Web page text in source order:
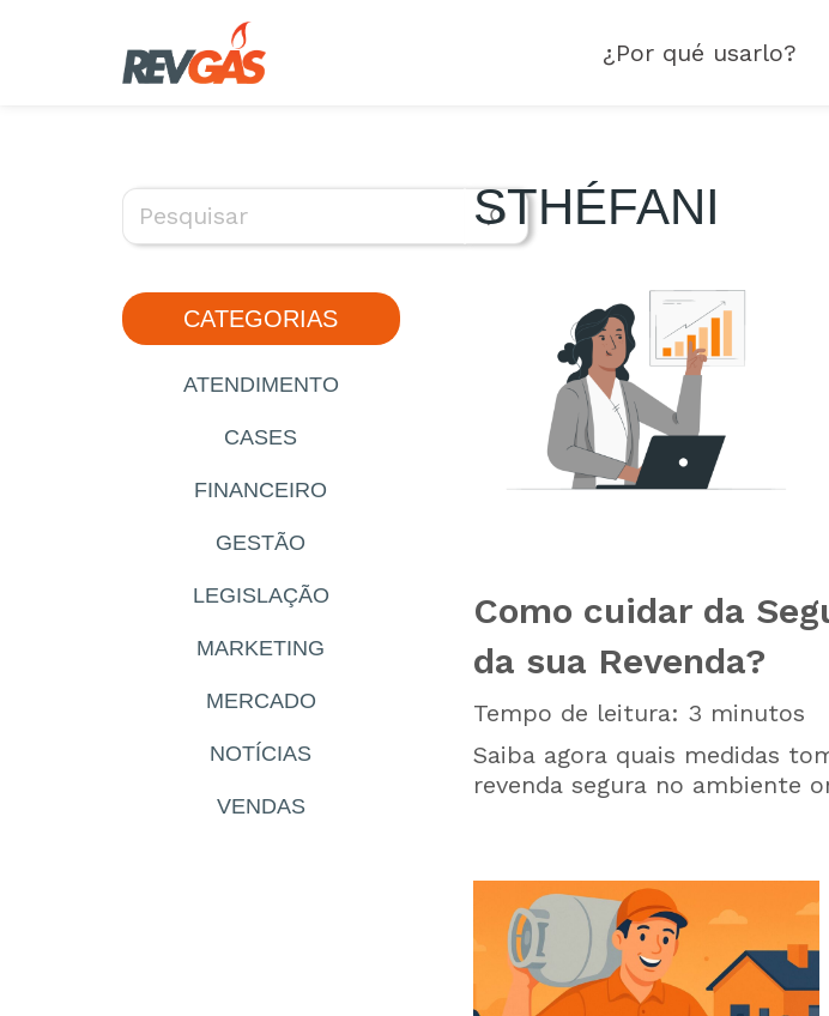
¿Por qué usarlo?
CATEGORIAS
ATENDIMENTO
CASES
FINANCEIRO
GESTÃO
LEGISLAÇÃO
MARKETING
MERCADO
NOTÍCIAS
VENDAS
STHÉFANI
Como cuidar da
da sua Revenda?
Tempo de leitura: 3 minutos
Saiba agora quais medidas
revenda segura no ambiente